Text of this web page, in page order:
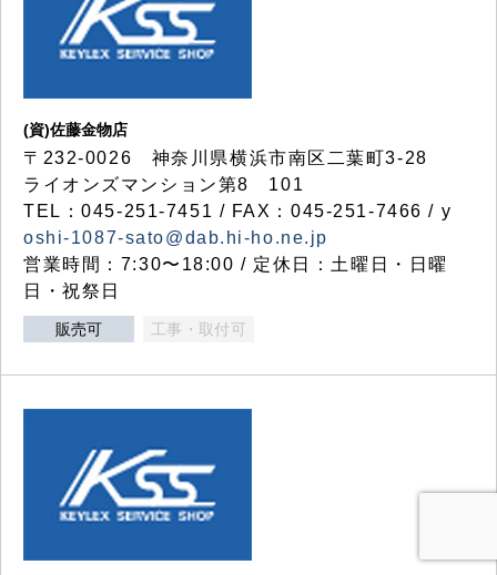
(資)佐藤金物店
〒232-0026 神奈川県横浜市南区二葉町3-28
ライオンズマンション第8 101
TEL：045-251-7451 / FAX：045-251-7466 / y
oshi-1087-sato@dab.hi-ho.ne.jp
営業時間：7:30〜18:00 / 定休日：土曜日・日曜
日・祝祭日
販売可 工事・取付可